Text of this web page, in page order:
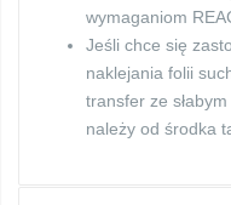
wymaganiom
Jeśli chce się
naklejania folii
transfer ze
należy od środka